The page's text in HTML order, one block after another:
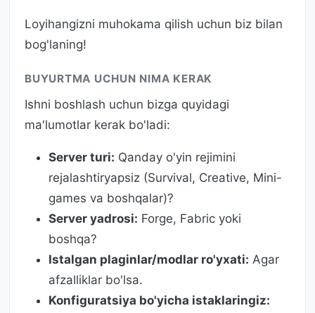
Loyihangizni muhokama qilish uchun biz bilan
bog'laning!
BUYURTMA UCHUN NIMA KERAK
Ishni boshlash uchun bizga quyidagi
ma'lumotlar kerak bo'ladi:
Server turi: Qanday o'yin rejimini
rejalashtiryapsiz (Survival, Creative, Mini-
games va boshqalar)?
Server yadrosi: Forge, Fabric yoki
boshqa?
Istalgan plaginlar/modlar ro'yxati: Agar
afzalliklar bo'lsa.
Konfiguratsiya bo'yicha istaklaringiz: